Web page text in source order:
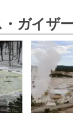
・ガイザ